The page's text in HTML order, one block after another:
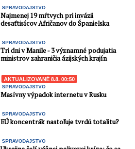
SPRAVODAJSTVO
Najmenej 19 mŕtvych pri invázii
desaťtisícov Afričanov do Španielska
SPRAVODAJSTVO
Tri dni v Manile - 3 významné podujatia
ministrov zahraničia ázijských krajín
AKTUALIZOVANÉ 8.8. 00:50
SPRAVODAJSTVO
Masívny výpadok internetu v Rusku
SPRAVODAJSTVO
EÚ koncentrák nastoľuje tvrdú totalitu?
SPRAVODAJSTVO